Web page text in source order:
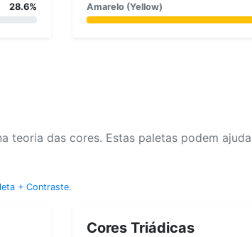
28.6% Amarelo (Yellow)
teoria das cores. Estas paletas podem
+ Contraste.
Cores Triádicas